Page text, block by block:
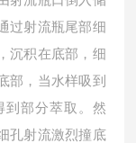
过射流瓶尾部细
沉积在底部，细
部，当水样吸到
到部分萃取。然
孔射流激烈撞底